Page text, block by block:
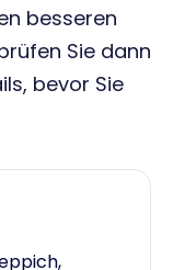
besseren
Sie dann
bevor Sie